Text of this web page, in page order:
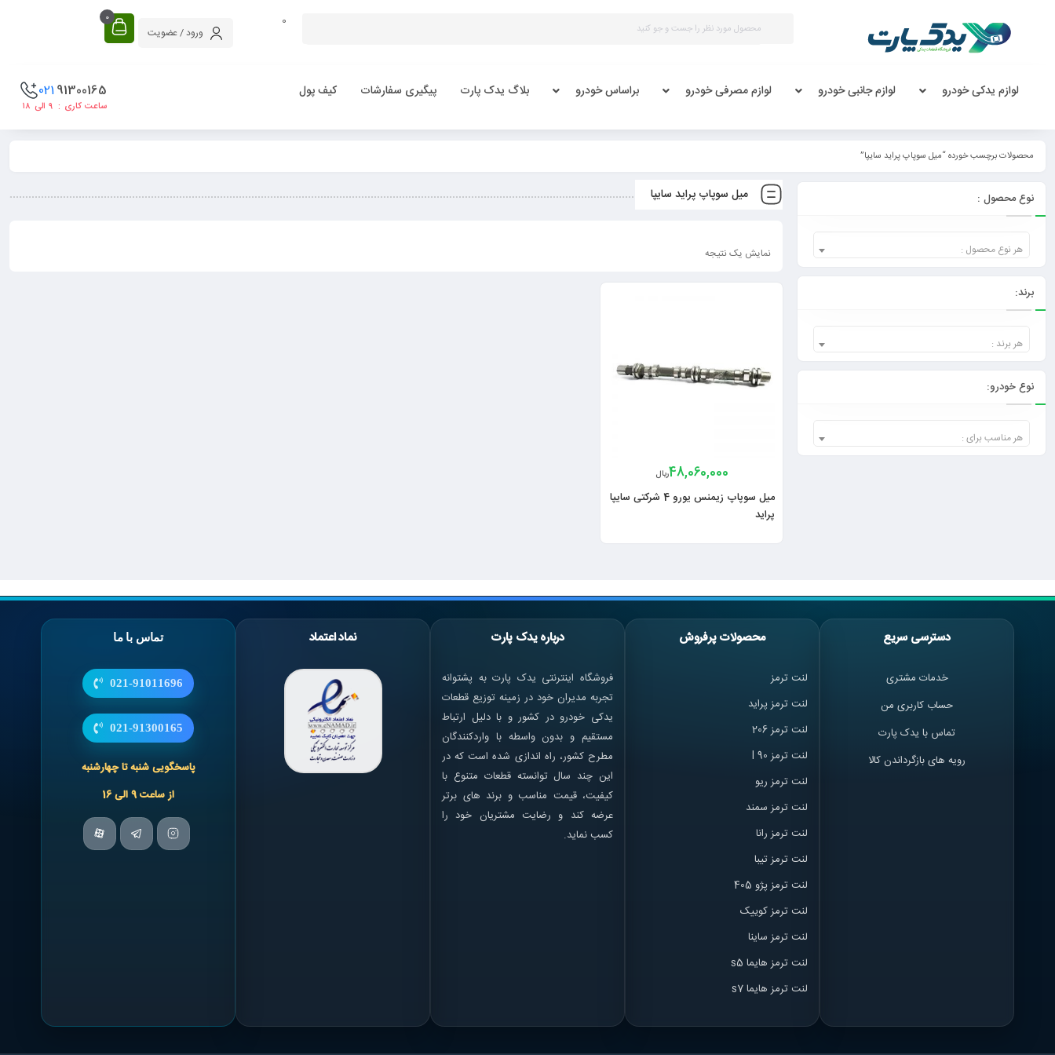
0
ورود / عضویت
0
لوازم یدکی خودرو لوازم جانبی خودرو لوازم مصرفی خودرو براساس خودرو بلاگ یدک پارت پیگیری سفارشات کیف پول 91300165
021
ساعت کاری : ۹ الی ۱۸
محصولات برچسب خورده “میل سوپاپ پراید سایپا”
میل سوپاپ پراید سایپا
نمایش یک نتیجه
48,060,000ریال
میل سوپاپ زیمنس یورو 4 شرکتی سایپا
پراید
نوع محصول :
هر نوع محصول :
برند:
هر برند :
نوع خودرو:
هر مناسب برای :
دسترسی سریع
خدمات مشتری
حساب کاربری من
تماس با یدک پارت
رویه های بازگرداندن کالا
محصولات پرفروش
لنت ترمز
لنت ترمز پراید
لنت ترمز 206
لنت ترمز l 90
لنت ترمز ریو
لنت ترمز سمند
لنت ترمز رانا
لنت ترمز تیبا
لنت ترمز پژو 405
لنت ترمز کوییک
لنت ترمز ساینا
لنت ترمز هایما s5
لنت ترمز هایما s7
درباره یدک پارت
فروشگاه اینترنتی یدک پارت به پشتوانه
تجربه مدیران خود در زمینه توزیع قطعات
یدکی خودرو در کشور و با دلیل ارتباط
مستقیم و بدون واسطه با واردکنندگان
مطرح کشور، راه اندازی شده است که در
این چند سال توانسته قطعات متنوع با
کیفیت، قیمت مناسب و برند های برتر
عرضه کند و رضایت مشتریان خود را
کسب نماید.
نماد اعتماد تماس با ما
021-91011696
021-91300165
پاسخگویی شنبه تا چهارشنبه
از ساعت 9 الی 16